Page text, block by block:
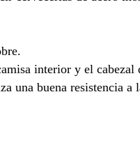
interior y el cabezal
una buena resistencia a